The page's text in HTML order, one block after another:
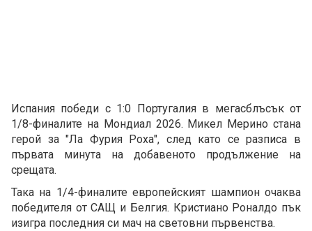
Испания победи с 1:0 Португалия в мегасблъсък от
1/8-финалите на Мондиал 2026. Микел Мерино стана
герой за "Ла Фурия Роха", след като се разписа в
първата минута на добавеното продължение на
срещата.
Така на 1/4-финалите европейският шампион очаква
победителя от САЩ и Белгия. Кристиано Роналдо пък
изигра последния си мач на световни първенства.